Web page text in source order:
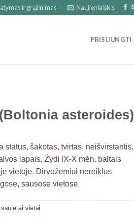
ir grąžinimas Naujienlaiškis
PRISIJUNGTI
asteroides)
status, šakotas, tvirtas, neišvirstantis,
lapais. Žydi IX-X mėn. baltais
vietoje. Dirvožemiui nereiklus
sausose vietose.
vietai